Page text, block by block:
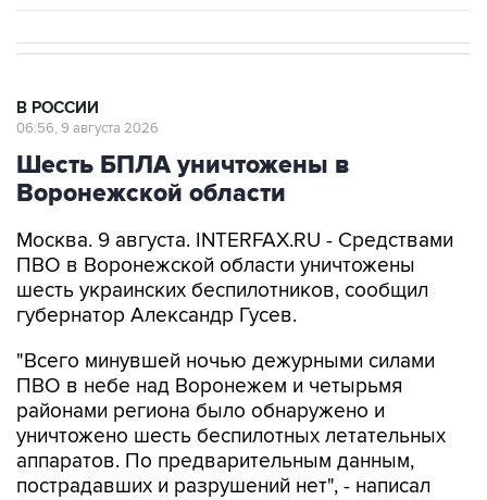
В РОССИИ
06:56, 9 августа 2026
Шесть БПЛА уничтожены в
Воронежской области
Москва. 9 августа. INTERFAX.RU - Средствами
ПВО в Воронежской области уничтожены
шесть украинских беспилотников, сообщил
губернатор Александр Гусев.
"Всего минувшей ночью дежурными силами
ПВО в небе над Воронежем и четырьмя
районами региона было обнаружено и
уничтожено шесть беспилотных летательных
аппаратов. По предварительным данным,
пострадавших и разрушений нет", - написал